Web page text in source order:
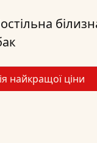
найкращої ціни